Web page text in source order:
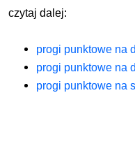
czytaj dalej:
progi punktowe na
progi punktowe na
progi punktowe na